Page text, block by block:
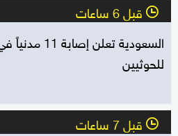
l قبل 6 ساعات
السعودية
للحوثيين
l قبل 7 ساعات